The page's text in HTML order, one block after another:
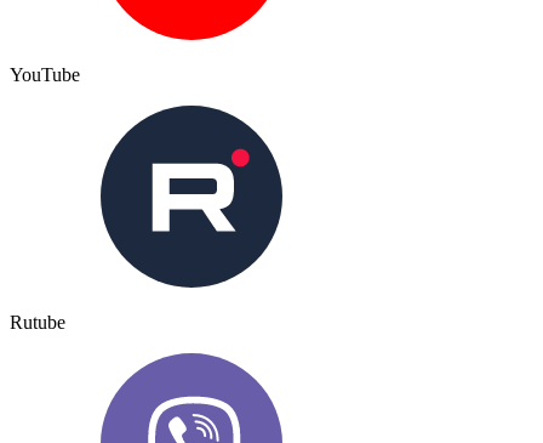
YouTube
Rutube